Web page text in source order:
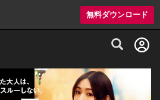
無料ダウンロード
グルメ情報・プレミアムレストラン予約